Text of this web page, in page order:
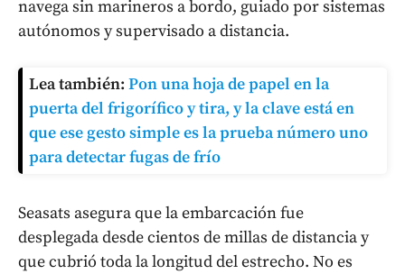
navega sin marineros a bordo, guiado por sistemas
autónomos y supervisado a distancia.
Lea también: Pon una hoja de papel en la
puerta del frigorífico y tira, y la clave está en
que ese gesto simple es la prueba número uno
para detectar fugas de frío
Seasats asegura que la embarcación fue
desplegada desde cientos de millas de distancia y
que cubrió toda la longitud del estrecho. No es